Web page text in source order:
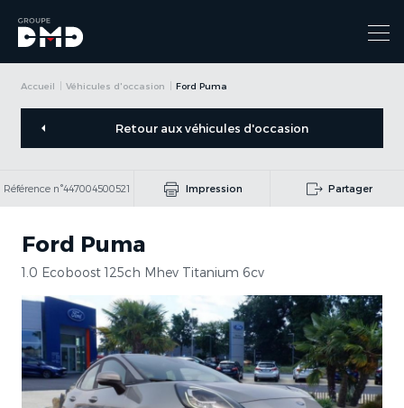
Accueil Véhicules d'occasion Ford Puma
Retour aux véhicules d'occasion
Référence n°447004500521 Impression Partager
Ford Puma
1.0 Ecoboost 125ch Mhev Titanium 6cv